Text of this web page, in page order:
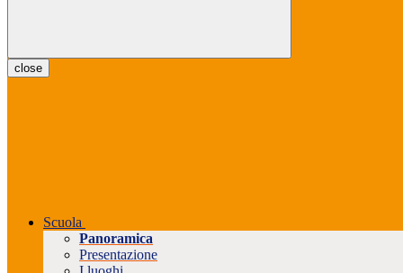
close
Scuola
Panoramica
Presentazione